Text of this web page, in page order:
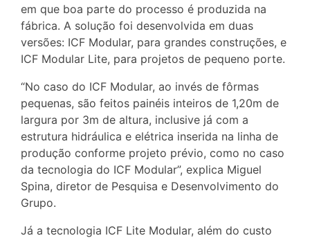
em que boa parte do processo é produzida na
fábrica. A solução foi desenvolvida em duas
versões: ICF Modular, para grandes construções, e
ICF Modular Lite, para projetos de pequeno porte.
“No caso do ICF Modular, ao invés de fôrmas
pequenas, são feitos painéis inteiros de 1,20m de
largura por 3m de altura, inclusive já com a
estrutura hidráulica e elétrica inserida na linha de
produção conforme projeto prévio, como no caso
da tecnologia do ICF Modular”, explica Miguel
Spina, diretor de Pesquisa e Desenvolvimento do
Grupo.
Já a tecnologia ICF Lite Modular, além do custo